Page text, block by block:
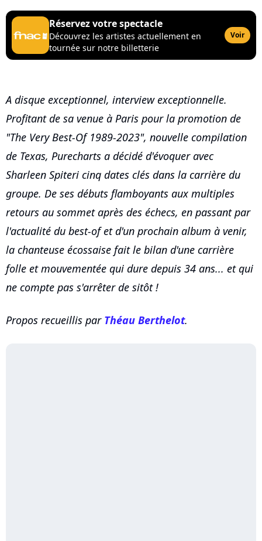
Réservez votre spectacle
Découvrez les artistes actuellement en
tournée sur notre billetterie
Voir
A disque exceptionnel, interview exceptionnelle.
Profitant de sa venue à Paris pour la promotion de
"The Very Best-Of 1989-2023", nouvelle compilation
de Texas, Purecharts a décidé d'évoquer avec
Sharleen Spiteri cinq dates clés dans la carrière du
groupe. De ses débuts flamboyants aux multiples
retours au sommet après des échecs, en passant par
l'actualité du best-of et d'un prochain album à venir,
la chanteuse écossaise fait le bilan d'une carrière
folle et mouvementée qui dure depuis 34 ans... et qui
ne compte pas s'arrêter de sitôt !
Propos recueillis par Théau Berthelot.